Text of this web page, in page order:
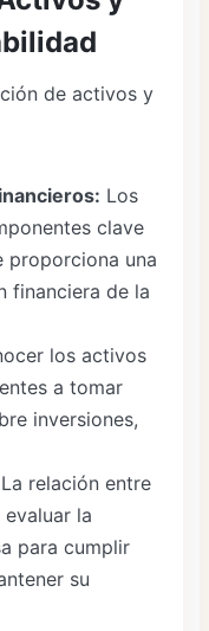
de activos y
Los
clave
proporciona una
financiera de la
los activos
a tomar
inversiones,
La relación entre
la
para cumplir
su